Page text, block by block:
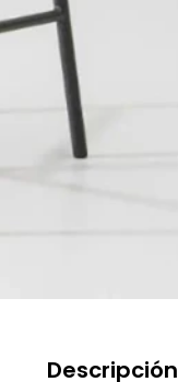
Descripción